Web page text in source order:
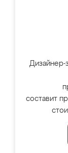
Дизайнер-
составит